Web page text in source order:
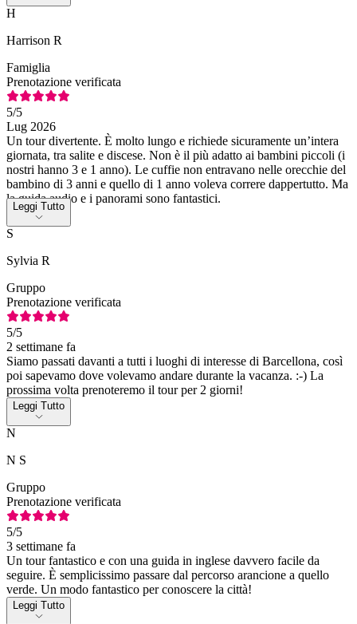
H
Harrison R
Famiglia
Prenotazione verificata
5/5
Lug 2026
Un tour divertente. È molto lungo e richiede sicuramente un’intera
giornata, tra salite e discese. Non è il più adatto ai bambini piccoli (i
nostri hanno 3 e 1 anno). Le cuffie non entravano nelle orecchie del
bambino di 3 anni e quello di 1 anno voleva correre dappertutto. Ma
la guida audio e i panorami sono fantastici.
Leggi Tutto
S
Sylvia R
Gruppo
Prenotazione verificata
5/5
2 settimane fa
Siamo passati davanti a tutti i luoghi di interesse di Barcellona, così
poi sapevamo dove volevamo andare durante la vacanza. :-) La
prossima volta prenoteremo il tour per 2 giorni!
Leggi Tutto
N
N S
Gruppo
Prenotazione verificata
5/5
3 settimane fa
Un tour fantastico e con una guida in inglese davvero facile da
seguire. È semplicissimo passare dal percorso arancione a quello
verde. Un modo fantastico per conoscere la città!
Leggi Tutto